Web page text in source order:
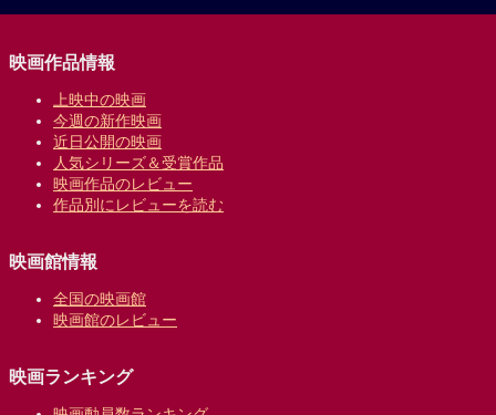
映画作品情報
上映中の映画
今週の新作映画
近日公開の映画
人気シリーズ＆受賞作品
映画作品のレビュー
作品別にレビューを読む
映画館情報
全国の映画館
映画館のレビュー
映画ランキング